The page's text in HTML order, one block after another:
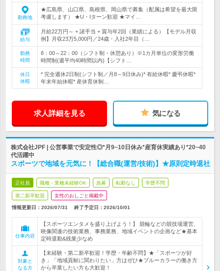
勤務地
★広島県、山口県、島根県、岡山県で募集（配属は希望を最大限
考慮します） ★U・Iターン歓迎 ★マイ…
給与
月給22万円～ + 諸手当 + 賞与年2回（業績による）【モデル月収
例】月収23万5,000円／24歳・入社2年目（…
勤務
時間
8：00～22：00（シフト制・休憩あり）※1カ月単位の変形労働
時間制(週平均40時間以内)【シフト…
休日
休暇
* 完全週休2日制(シフト制／月8～9日休み)* 有給休暇* 慶弔休暇*
年末年始休暇* 産休育休制…
求人詳細を見る 気になる
株式会社JPF | 公営事業で安定性◎*月9~10日休み*産育休実績あり*20~40
代活躍中
スポーツで地域を元気に！【総合職(運営/技術)】★原則定時退社
正社員 職種・業種未経験OK 急募 転勤なし 学歴不問
第二新卒歓迎 女性のおしごと掲載中
情報更新日：2026/07/31 終了予定日： 2026/10/01
仕事内容
【スポーツエンタメを盛り上げよう！】 競輪などの競技場運営、
映像関連の技術業務、事務業務、地域イベントの企画など★基本
定時退勤&残業少なめ
対象と
なる方
【未経験・第二新卒歓迎！学歴・年齢不問】★「スポーツが好
き」「地域貢献に関わりたい」方はぜひ★ブルーカラーの働き方
から卒業したい方も大歓迎！